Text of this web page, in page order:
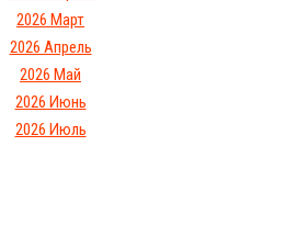
2026 Март
2026 Апрель
2026 Май
2026 Июнь
2026 Июль